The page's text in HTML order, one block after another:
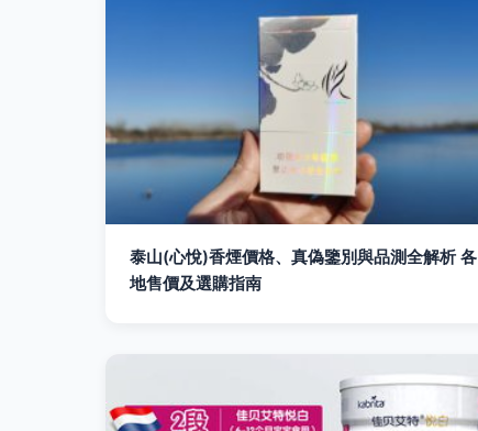
泰山(心悅)香煙價格、真偽鑒別與品測全解析 各
地售價及選購指南